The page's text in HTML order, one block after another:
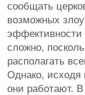
сообщать
возможных
сложно,
располагать
Однако, исходя
они работают.